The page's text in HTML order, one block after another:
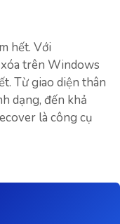
hết. Với
trên Windows
Từ giao diện thân
dạng, đến khả
là công cụ